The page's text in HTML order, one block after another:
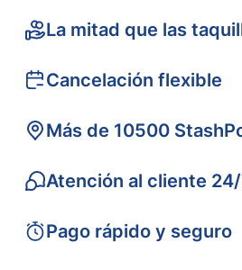
La mitad que las
Cancelación flexible
Más de 10500
Atención al cliente
Pago rápido y seguro